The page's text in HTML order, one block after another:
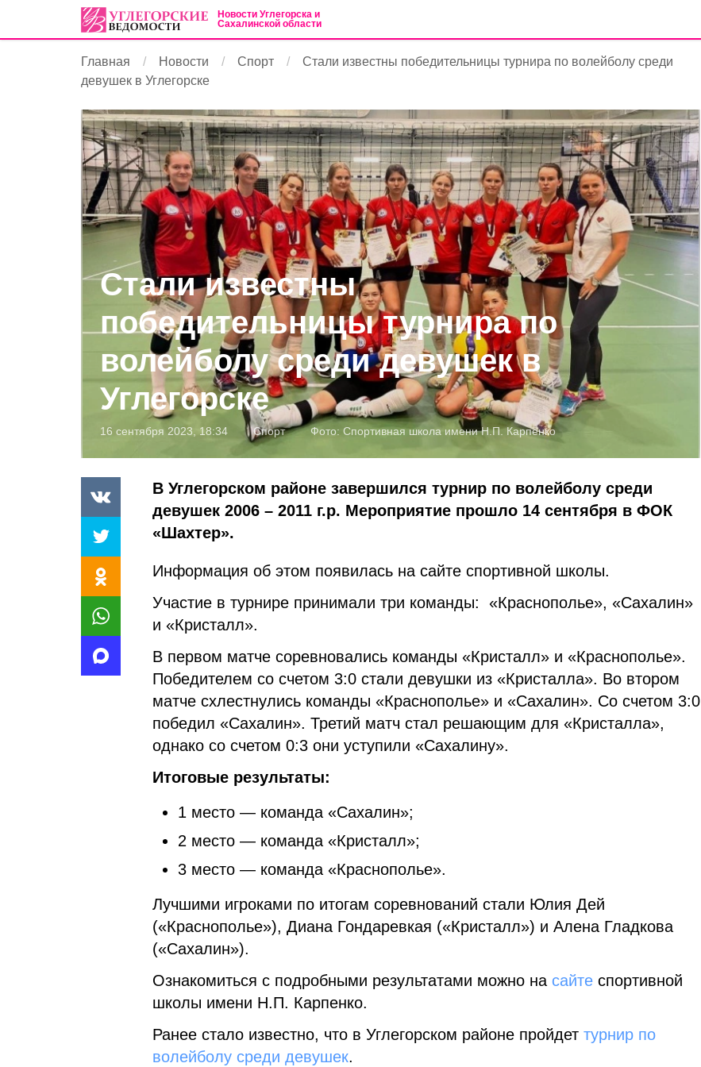
Новости Углегорска и
Сахалинской области
Главная Новости Спорт
Стали известны победительницы турнира по волейболу среди
девушек в Углегорске
Стали известны
победительницы турнира по
волейболу среди девушек в
Углегорске
16 сентября 2023, 18:34 Спорт Фото: Спортивная школа имени Н.П. Карпенко
В Углегорском районе завершился турнир по волейболу среди
девушек 2006 – 2011 г.р. Мероприятие прошло 14 сентября в ФОК
«Шахтер».
Информация об этом появилась на сайте спортивной школы.
Участие в турнире принимали три команды: «Краснополье», «Сахалин»
и «Кристалл».
В первом матче соревновались команды «Кристалл» и «Краснополье».
Победителем со счетом 3:0 стали девушки из «Кристалла». Во втором
матче схлестнулись команды «Краснополье» и «Сахалин». Со счетом 3:0
победил «Сахалин». Третий матч стал решающим для «Кристалла»,
однако со счетом 0:3 они уступили «Сахалину».
Итоговые результаты:
1 место — команда «Сахалин»;
2 место — команда «Кристалл»;
3 место — команда «Краснополье».
Лучшими игроками по итогам соревнований стали Юлия Дей
(«Краснополье»), Диана Гондаревкая («Кристалл») и Алена Гладкова
(«Сахалин»).
Ознакомиться с подробными результатами можно на сайте спортивной
школы имени Н.П. Карпенко.
Ранее стало известно, что в Углегорском районе пройдет турнир по
волейболу среди девушек.